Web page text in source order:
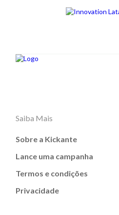
Saiba Mais
Sobre a Kickante
Lance uma campanha
Termos e condições
Privacidade